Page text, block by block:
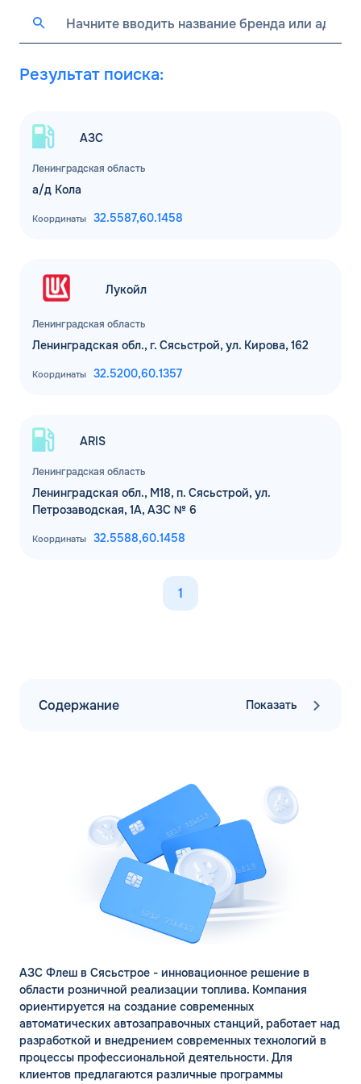
Результат поиска:
Ленинградская область
АЗС
а/д Кола
Координаты 32.5587,60.1458
Ленинградская область
Лукойл
Ленинградская обл., г. Сясьстрой, ул. Кирова, 162
Координаты 32.5200,60.1357
Ленинградская область
ARIS
Ленинградская обл., М18, п. Сясьстрой, ул.
Петрозаводская, 1А, АЗС № 6
Координаты 32.5588,60.1458
1
Содержание Показать
АЗС Флеш в Сясьстрое - инновационное решение в
области розничной реализации топлива. Компания
ориентируется на создание современных
автоматических автозаправочных станций, работает над
разработкой и внедрением современных технологий в
процессы профессиональной деятельности. Для
клиентов предлагаются различные программы
ЗАКАЗАТЬ
ОБРАТНЫЙ ЗВОНОК
Имя*
Спасибо! Ваша заявка принята.
Мы свяжемся с Вами в ближайшее